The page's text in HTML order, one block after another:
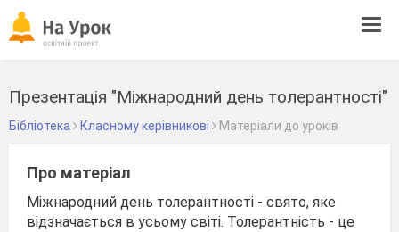
Презентація "Міжнародний день толерантності"
Бібліотека Класному керівникові Матеріали до уроків
Про матеріал
Міжнародний день толерантності - свято, яке
відзначається в усьому світі. Толерантність - це